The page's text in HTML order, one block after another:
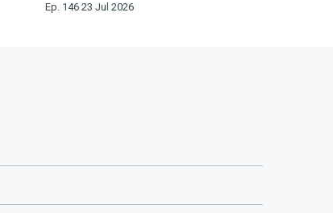
Ep. 146 23 Jul 2026